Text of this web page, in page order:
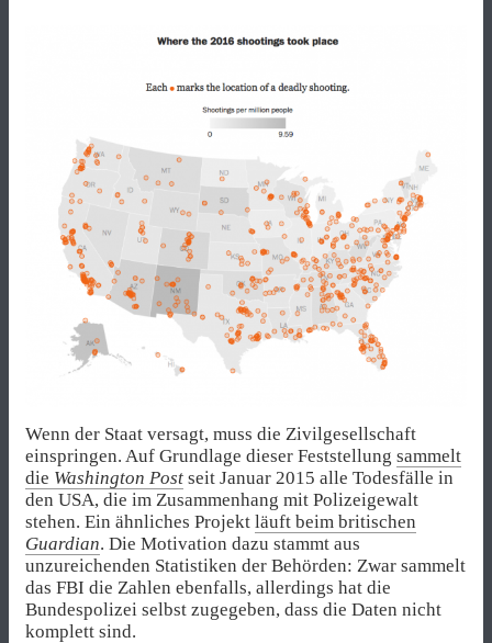
Wenn der Staat versagt, muss die Zivilgesellschaft
einspringen. Auf Grundlage dieser Feststellung sammelt
die Washington Post seit Januar 2015 alle Todesfälle in
den USA, die im Zusammenhang mit Polizeigewalt
stehen. Ein ähnliches Projekt läuft beim britischen
Guardian. Die Motivation dazu stammt aus
unzureichenden Statistiken der Behörden: Zwar sammelt
das FBI die Zahlen ebenfalls, allerdings hat die
Bundespolizei selbst zugegeben, dass die Daten nicht
komplett sind.